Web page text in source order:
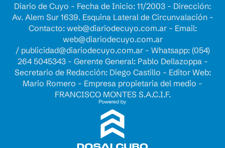
Diario de Cuyo - Fecha de Inicio: 11/2003 - Dirección:
Av. Alem Sur 1639. Esquina Lateral de Circunvalación -
Contacto: web@diariodecuyo.com.ar- Email:
web@diariodecuyo.com.ar
/ publicidad@diariodecuyo.com.ar- Whatsapp: (054)
264 5045343 - Gerente General: Pablo Dellazoppa -
Secretario de Redacción: Diego Castillo - Editor Web:
Mario Romero - Empresa propietaria del medio -
FRANCISCO MONTES S.A.C.I.F.